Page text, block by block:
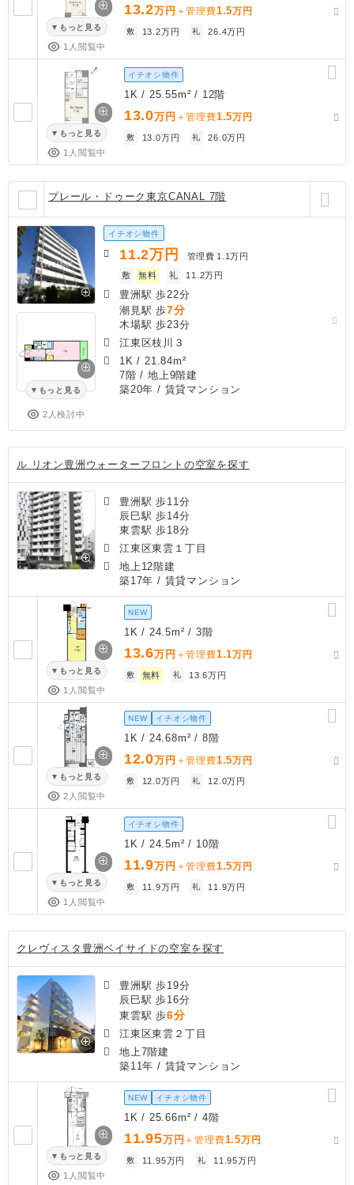
もっと見る
1人閲覧中
13.2万円 ＋管理費1.5万円
敷 13.2万円 礼 26.4万円
もっと見る
1人閲覧中
イチオシ物件
1K / 25.55m² / 12階
13.0万円 ＋管理費1.5万円
敷 13.0万円 礼 26.0万円
プレール・ドゥーク東京CANAL 7階
もっと見る
2人検討中
イチオシ物件
11.2万円 管理費 1.1万円
敷
無料 礼 11.2万円
豊洲駅 歩22分
潮見駅 歩7分
木場駅 歩23分
江東区枝川３
1K / 21.84m²
7階 / 地上9階建
築20年 / 賃貸マンション
ル リオン豊洲ウォーターフロントの空室を探す
豊洲駅 歩11分
辰巳駅 歩14分
東雲駅 歩18分
江東区東雲１丁目
地上12階建
築17年 / 賃貸マンション
もっと見る
1人閲覧中
NEW
1K / 24.5m² / 3階
13.6万円 ＋管理費1.1万円
敷 無料 礼 13.6万円
もっと見る
2人閲覧中
NEW イチオシ物件
1K / 24.68m² / 8階
12.0万円 ＋管理費1.5万円
敷 12.0万円 礼 12.0万円
もっと見る
1人閲覧中
イチオシ物件
1K / 24.5m² / 10階
11.9万円 ＋管理費1.5万円
敷 11.9万円 礼 11.9万円
クレヴィスタ豊洲ベイサイドの空室を探す
豊洲駅 歩19分
辰巳駅 歩16分
東雲駅 歩6分
江東区東雲２丁目
地上7階建
築11年 / 賃貸マンション
もっと見る
1人閲覧中
NEW イチオシ物件
1K / 25.66m² / 4階
11.95万円 ＋管理費1.5万円
敷 11.95万円 礼 11.95万円